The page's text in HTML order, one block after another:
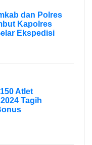
dan Polres
Kapolres
Ekspedisi
Atlet
Tagih